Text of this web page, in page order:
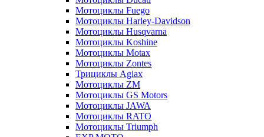
Мотоциклы Fuego
Мотоциклы Harley-Davidson
Мотоциклы Husqvarna
Мотоциклы Koshine
Мотоциклы Motax
Мотоциклы Zontes
Трициклы Agiax
Мотоциклы ZM
Мотоциклы GS Motors
Мотоциклы JAWA
Мотоциклы RATO
Мотоциклы Triumph